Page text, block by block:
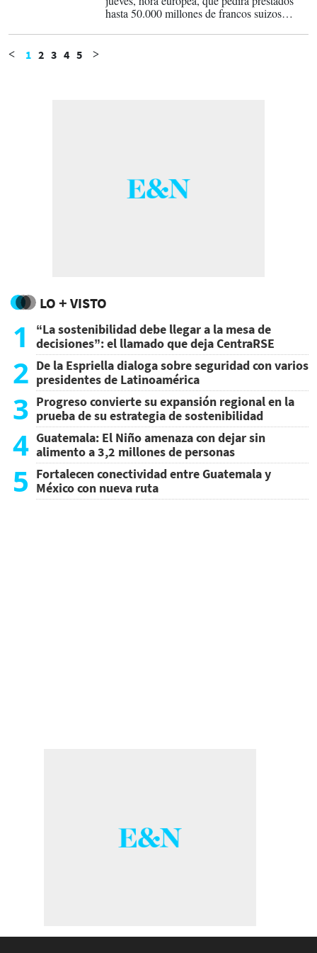
hasta 50.000 millones de francos suizos
central.
< 1 2 3 4 5 >
LO + VISTO
1
“La sostenibilidad debe llegar a la mesa de
decisiones”: el llamado que deja CentraRSE
2 De la Espriella dialoga sobre seguridad con varios
presidentes de Latinoamérica
3 Progreso convierte su expansión regional en la
prueba de su estrategia de sostenibilidad
4 Guatemala: El Niño amenaza con dejar sin
alimento a 3,2 millones de personas
5 Fortalecen conectividad entre Guatemala y
México con nueva ruta